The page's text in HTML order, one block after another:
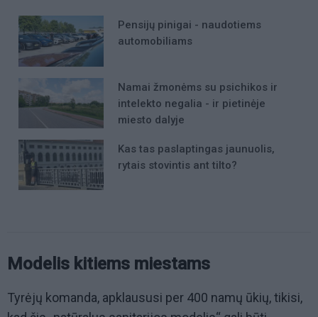
Pensijų pinigai - naudotiems
automobiliams
Namai žmonėms su psichikos ir
intelekto negalia - ir pietinėje
miesto dalyje
Kas tas paslaptingas jaunuolis,
rytais stovintis ant tilto?
Modelis kitiems miestams
Tyrėjų komanda, apklaususi per 400 namų ūkių, tikisi,